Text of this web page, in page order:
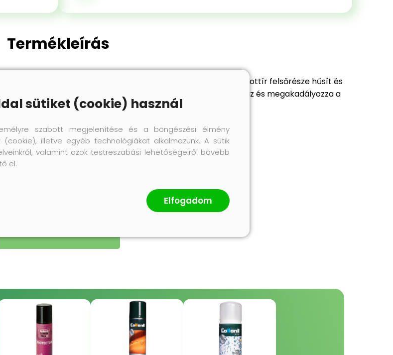
Termékleírás
köszönhetően kiváló párnázottsággal rendelkezik. Pamut frottír felsőrésze hűsít és
rész ezenkívül biztosítja a levegő keringését, tovább párnáz és megakadályozza a
csúszkálást a cipőben.
értékelés
sütiket (cookie) használ
szabott megjelenítése és a böngészési élmény
illetve egyéb technológiákat alkalmazunk. A sütik
valamint azok testreszabási lehetőségeiről bővebb
el.
Elfogadom